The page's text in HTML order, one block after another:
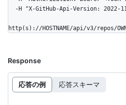
http(s)://HOSTNAME/api/v3/repos/
Response
応答の例 応答スキーマ